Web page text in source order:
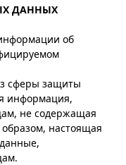
ДАННЫХ
об
сферы защиты
информация,
не содержащая
настоящая